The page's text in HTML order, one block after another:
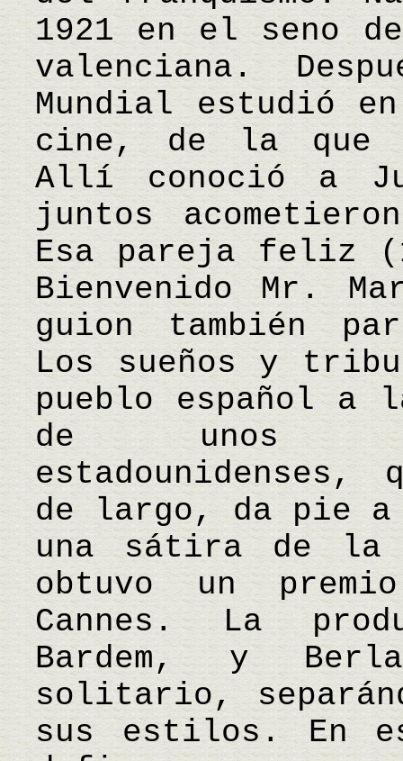
1921 en el seno
valenciana.
Mundial estudió
cine, de la que
Allí conoció a
juntos
Esa pareja feliz
Bienvenido Mr.
guion también
Los sueños y
pueblo español a
de unos
estadounidenses,
de largo, da pie a
una sátira de la
obtuvo un
Cannes. La
Bardem, y
solitario,
sus estilos. En